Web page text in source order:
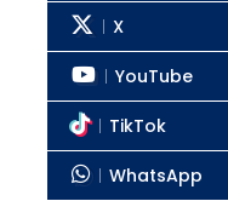
X
YouTube
TikTok
WhatsApp